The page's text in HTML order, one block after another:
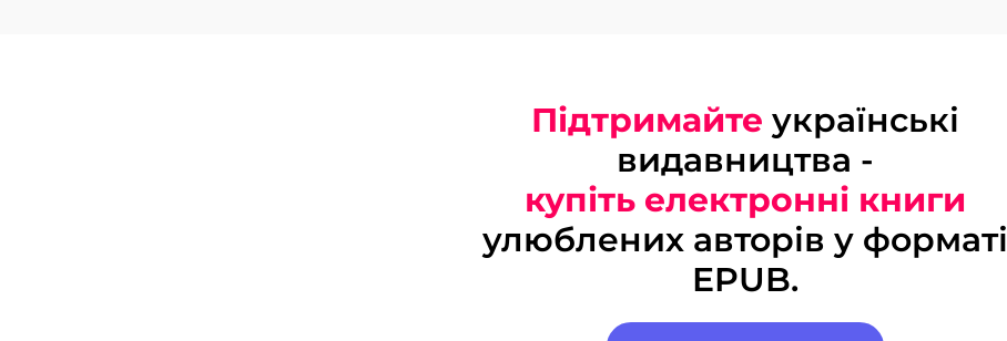
Підтримайте українські
видавництва -
купіть електронні книги
улюблених авторів у форматі
EPUB.